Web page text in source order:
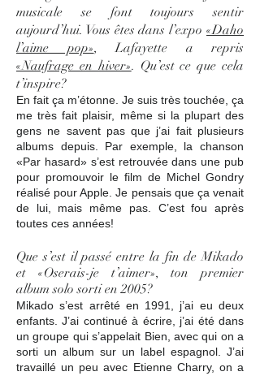
musicale se font toujours sentir
aujourd’hui. Vous êtes dans l’expo «Daho
l’aime pop», Lafayette a repris
«Naufrage en hiver». Qu’est ce que cela
t’inspire?
En fait ça m’étonne. Je suis très touchée, ça
me très fait plaisir, même si la plupart des
gens ne savent pas que j’ai fait plusieurs
albums depuis. Par exemple, la chanson
«Par hasard» s’est retrouvée dans une pub
pour promouvoir le film de Michel Gondry
réalisé pour Apple. Je pensais que ça venait
de lui, mais même pas. C’est fou après
toutes ces années!
Que s’est il passé entre la fin de Mikado
et «Oserais-je t’aimer», ton premier
album solo sorti en 2005?
Mikado s’est arrêté en 1991, j’ai eu deux
enfants. J’ai continué à écrire, j’ai été dans
un groupe qui s’appelait Bien, avec qui on a
sorti un album sur un label espagnol. J’ai
travaillé un peu avec Etienne Charry, on a